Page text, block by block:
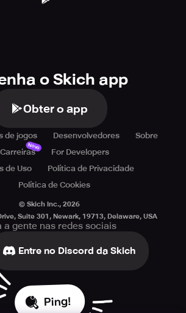
o Skich app
Obter o app
de jogos Desenvolvedores
Sobre
Carreiras
Novo
For Developers
de Uso
Política de Privacidade
Política de Cookies
© Skich Inc., 2026
Suite 301, Newark, 19713, Delaware, USA
a gente nas redes sociais
Entre no Discord da Skich
Ping!